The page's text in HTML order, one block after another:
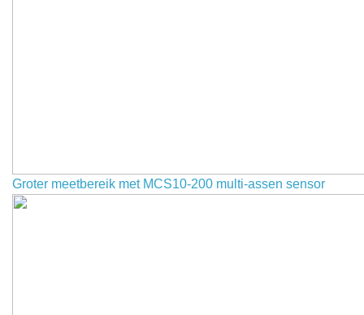
Groter meetbereik met MCS10-200 multi-assen sensor